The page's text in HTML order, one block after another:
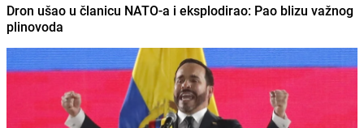
Dron ušao u članicu NATO-a i eksplodirao: Pao blizu važnog
plinovoda